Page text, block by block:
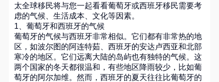
太全球移民将与您一起看看葡萄牙或西班牙移民需要考
虑的气候、生活成本、文化等因素。
1、葡萄牙和西班牙的气候
葡萄牙的气候与西班牙非常相似。它们都有非常热的地
区，如波尔图的阿连特茹、西班牙的安达卢西亚和北部
寒冷的地区。它们远离大陆的岛屿也有独特的气候。这
两个国家的冬天都很温和，有些地区降雨较少，比如葡
萄牙的阿尔加维。然而，西班牙的夏天往往比葡萄牙的